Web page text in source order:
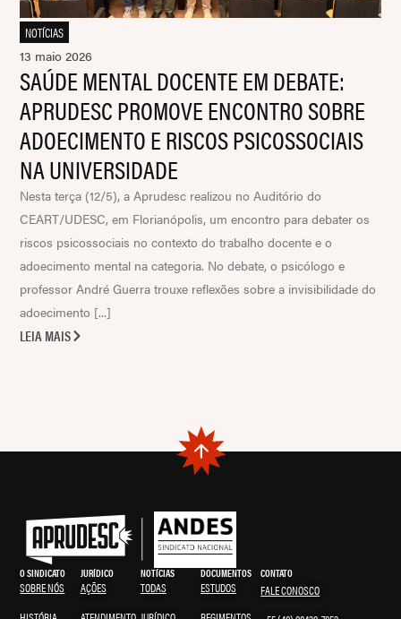
NOTÍCIAS
13 maio 2026
SAÚDE MENTAL DOCENTE EM DEBATE:
APRUDESC PROMOVE ENCONTRO SOBRE
ADOECIMENTO E RISCOS PSICOSSOCIAIS
NA UNIVERSIDADE
Nesta terça (12/5), a Aprudesc realizou no Auditório do
CEART/UDESC, em Florianópolis, um encontro para debater os
riscos psicossociais no contexto do trabalho docente e o
adoecimento mental na categoria. No debate, o psicólogo e
professor André Guerra trouxe reflexões sobre a invisibilidade do
adoecimento [...]
LEIA MAIS
O SINDICATO
SOBRE NÓS
JURÍDICO
AÇÕES
NOTÍCIAS
TODAS
DOCUMENTOS
ESTUDOS
CONTATO
FALE CONOSCO